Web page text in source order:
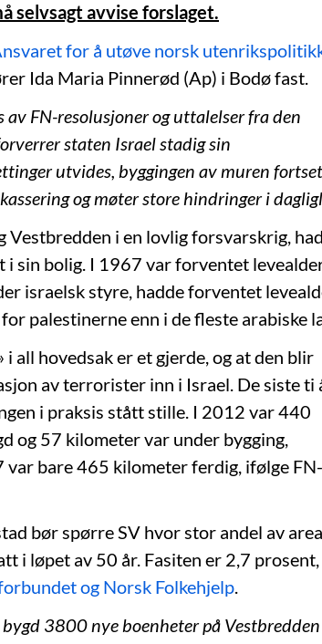
selvsagt avvise forslaget.
for å utøve norsk
Ida Maria Pinnerød (Ap) i Bodø fast.
av FN-resolusjoner og uttalelser fra den
staten Israel stadig sin
utvides, byggingen av muren
og møter store hindringer i
Vestbredden i en lovlig forsvarskrig,
i sin bolig. I 1967 var forventet
israelsk styre, hadde forventet
palestinerne enn i de fleste arabiske
all hovedsak er et gjerde, og at den blir
av terrorister inn i Israel. De siste ti
i praksis stått stille. I 2012 var 440
og 57 kilometer var under bygging,
var bare 465 kilometer ferdig, ifølge
bør spørre SV hvor stor andel av
i løpet av 50 år. Fasiten er 2,7 prosent,
og Norsk Folkehjelp.
bygd 3800 nye boenheter på